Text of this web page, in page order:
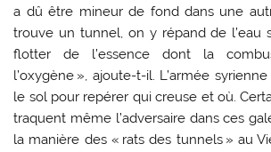
a dû être mineur de fond dans une
trouve un tunnel, on y répand de l’eau
flotter de l’essence dont la
l’oxygène », ajoute-t-il. L’armée
le sol pour repérer qui creuse et où.
traquent même l’adversaire dans ces
la manière des « rats des tunnels » au